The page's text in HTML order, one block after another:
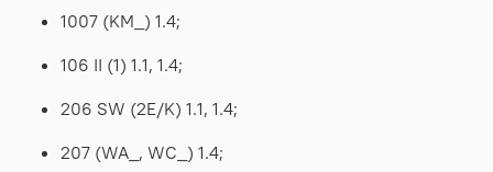
1007 (KM_) 1.4;
106 II (1) 1.1, 1.4;
206 SW (2E/K) 1.1, 1.4;
207 (WA_, WC_) 1.4;